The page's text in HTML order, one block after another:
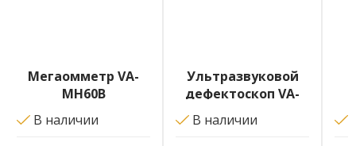
Мегаомметр VA-
MH60B
В наличии
Ультразвуковой
дефектоскоп VA-
UD01 с поверкой
В наличии